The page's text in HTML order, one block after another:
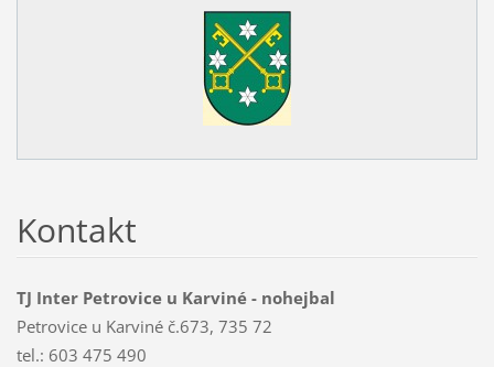
Kontakt
TJ Inter Petrovice u Karviné - nohejbal
Petrovice u Karviné č.673, 735 72
tel.: 603 475 490